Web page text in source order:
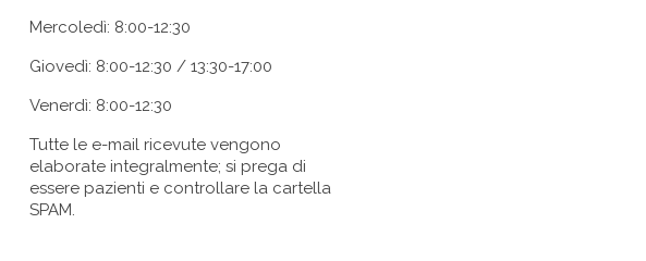
Mercoledì: 8:00-12:30
Giovedì: 8:00-12:30 / 13:30-17:00
Venerdì: 8:00-12:30
Tutte le e-mail ricevute vengono
elaborate integralmente; si prega di
essere pazienti e controllare la cartella
SPAM.